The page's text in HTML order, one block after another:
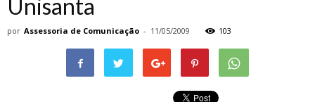
Unisanta
por Assessoria de Comunicação - 11/05/2009 103